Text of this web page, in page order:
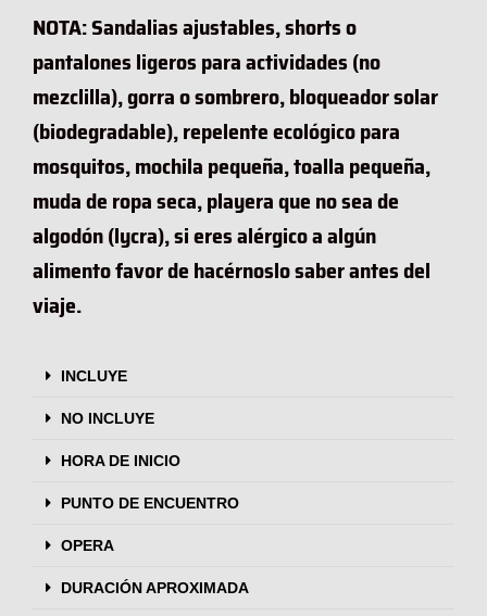
NOTA: Sandalias ajustables, shorts o
pantalones ligeros para actividades (no
mezclilla), gorra o sombrero, bloqueador solar
(biodegradable), repelente ecológico para
mosquitos, mochila pequeña, toalla pequeña,
muda de ropa seca, playera que no sea de
algodón (lycra), si eres alérgico a algún
alimento favor de hacérnoslo saber antes del
viaje.
INCLUYE
NO INCLUYE
HORA DE INICIO
PUNTO DE ENCUENTRO
OPERA
DURACIÓN APROXIMADA